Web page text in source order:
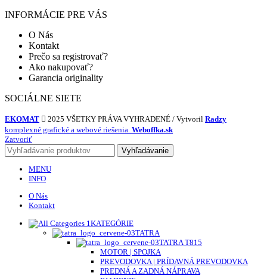
INFORMÁCIE PRE VÁS
O Nás
Kontakt
Prečo sa registrovať?
Ako nakupovať?
Garancia originality
SOCIÁLNE SIETE
EKOMAT 2025 VŠETKY PRÁVA VYHRADENÉ / Vytvoril Radzy
komplexné grafické a webové riešenia. Weboffka.sk
Zatvoriť
Vyhľadávanie
MENU
INFO
O Nás
Kontakt
KATEGÓRIE
TATRA
TATRA T815
MOTOR | SPOJKA
PREVODOVKA | PRÍDAVNÁ PREVODOVKA
PREDNÁ A ZADNÁ NÁPRAVA